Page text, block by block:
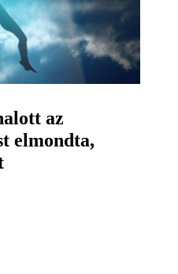
az
elmondta,